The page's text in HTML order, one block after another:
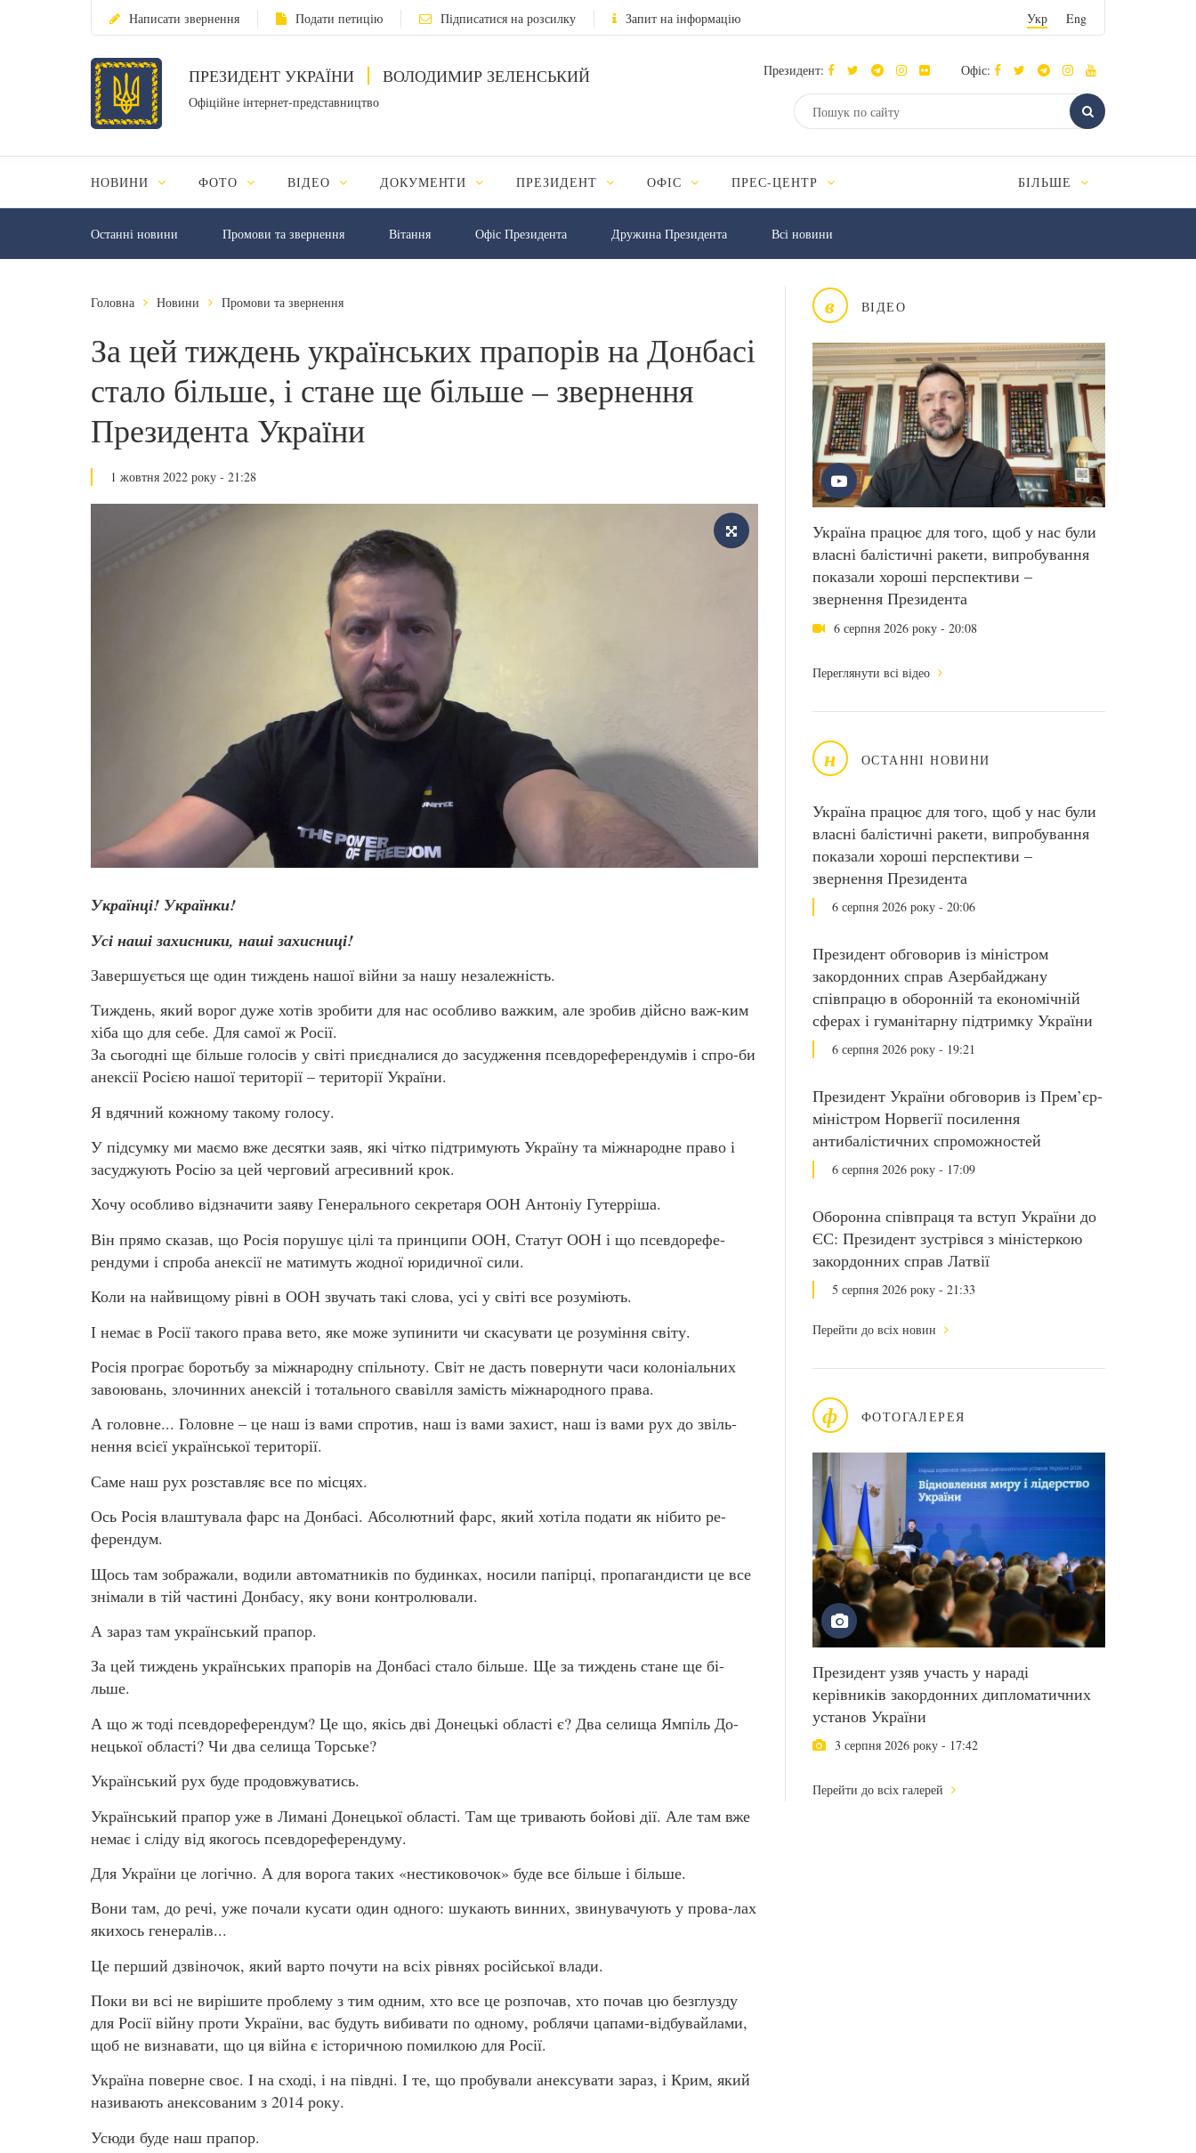
Написати звернення Подати петицію Підписатися на розсилку Запит на інформацію Укр Eng
ПРЕЗИДЕНТ УКРАЇНИ ВОЛОДИМИР ЗЕЛЕНСЬКИЙ
Офіційне інтернет-представництво
Президент: Офіс:
НОВИНИ ФОТО ВІДЕО ДОКУМЕНТИ ПРЕЗИДЕНТ ОФІС ПРЕС-ЦЕНТР БІЛЬШЕ
Останні новини Промови та звернення Вiтання Офіс Президента Дружина Президента Всі новини
в ВІДЕО
Україна працює для того, щоб у нас були
власні балістичні ракети, випробування
показали хороші перспективи –
звернення Президента
6 серпня 2026 року - 20:08
Переглянути всі відео
н ОСТАННІ НОВИНИ
Україна працює для того, щоб у нас були
власні балістичні ракети, випробування
показали хороші перспективи –
звернення Президента
6 серпня 2026 року - 20:06
Президент обговорив із міністром
закордонних справ Азербайджану
співпрацю в оборонній та економічній
сферах і гуманітарну підтримку України
6 серпня 2026 року - 19:21
Президент України обговорив із Прем’єр-
міністром Норвегії посилення
антибалістичних спроможностей
6 серпня 2026 року - 17:09
Оборонна співпраця та вступ України до
ЄС: Президент зустрівся з міністеркою
закордонних справ Латвії
5 серпня 2026 року - 21:33
Перейти до всіх новин
ф ФОТОГАЛЕРЕЯ
Президент узяв участь у нараді
керівників закордонних дипломатичних
установ України
3 серпня 2026 року - 17:42
Перейти до всіх галерей
Головна Новини Промови та звернення
За цей тиждень українських прапорів на Донбасі
стало більше, і стане ще більше – звернення
Президента України
1 жовтня 2022 року - 21:28
Українці! Українки!
Усі наші захисники, наші захисниці!
Завершується ще один тиждень нашої війни за нашу незалежність.
Тиждень, який ворог дуже хотів зробити для нас особливо важким, але зробив дійсно важ-ким
хіба що для себе. Для самої ж Росії.
За сьогодні ще більше голосів у світі приєдналися до засудження псевдореферендумів і спро-би
анексії Росією нашої території – території України.
Я вдячний кожному такому голосу.
У підсумку ми маємо вже десятки заяв, які чітко підтримують Україну та міжнародне право і
засуджують Росію за цей черговий агресивний крок.
Хочу особливо відзначити заяву Генерального секретаря ООН Антоніу Гутерріша.
Він прямо сказав, що Росія порушує цілі та принципи ООН, Статут ООН і що псевдорефе-
рендуми і спроба анексії не матимуть жодної юридичної сили.
Коли на найвищому рівні в ООН звучать такі слова, усі у світі все розуміють.
І немає в Росії такого права вето, яке може зупинити чи скасувати це розуміння світу.
Росія програє боротьбу за міжнародну спільноту. Світ не дасть повернути часи колоніальних
завоювань, злочинних анексій і тотального свавілля замість міжнародного права.
А головне... Головне – це наш із вами спротив, наш із вами захист, наш із вами рух до звіль-
нення всієї української території.
Саме наш рух розставляє все по місцях.
Ось Росія влаштувала фарс на Донбасі. Абсолютний фарс, який хотіла подати як нібито ре-
ферендум.
Щось там зображали, водили автоматників по будинках, носили папірці, пропагандисти це все
знімали в тій частині Донбасу, яку вони контролювали.
А зараз там український прапор.
За цей тиждень українських прапорів на Донбасі стало більше. Ще за тиждень стане ще бі-
льше.
А що ж тоді псевдореферендум? Це що, якісь дві Донецькі області є? Два селища Ямпіль До-
нецької області? Чи два селища Торське?
Український рух буде продовжуватись.
Український прапор уже в Лимані Донецької області. Там ще тривають бойові дії. Але там вже
немає і сліду від якогось псевдореферендуму.
Для України це логічно. А для ворога таких «нестиковочок» буде все більше і більше.
Вони там, до речі, уже почали кусати один одного: шукають винних, звинувачують у прова-лах
якихось генералів...
Це перший дзвіночок, який варто почути на всіх рівнях російської влади.
Поки ви всі не вирішите проблему з тим одним, хто все це розпочав, хто почав цю безглузду
для Росії війну проти України, вас будуть вибивати по одному, роблячи цапами-відбувайлами,
щоб не визнавати, що ця війна є історичною помилкою для Росії.
Україна поверне своє. І на сході, і на півдні. І те, що пробували анексувати зараз, і Крим, який
називають анексованим з 2014 року.
Усюди буде наш прапор.